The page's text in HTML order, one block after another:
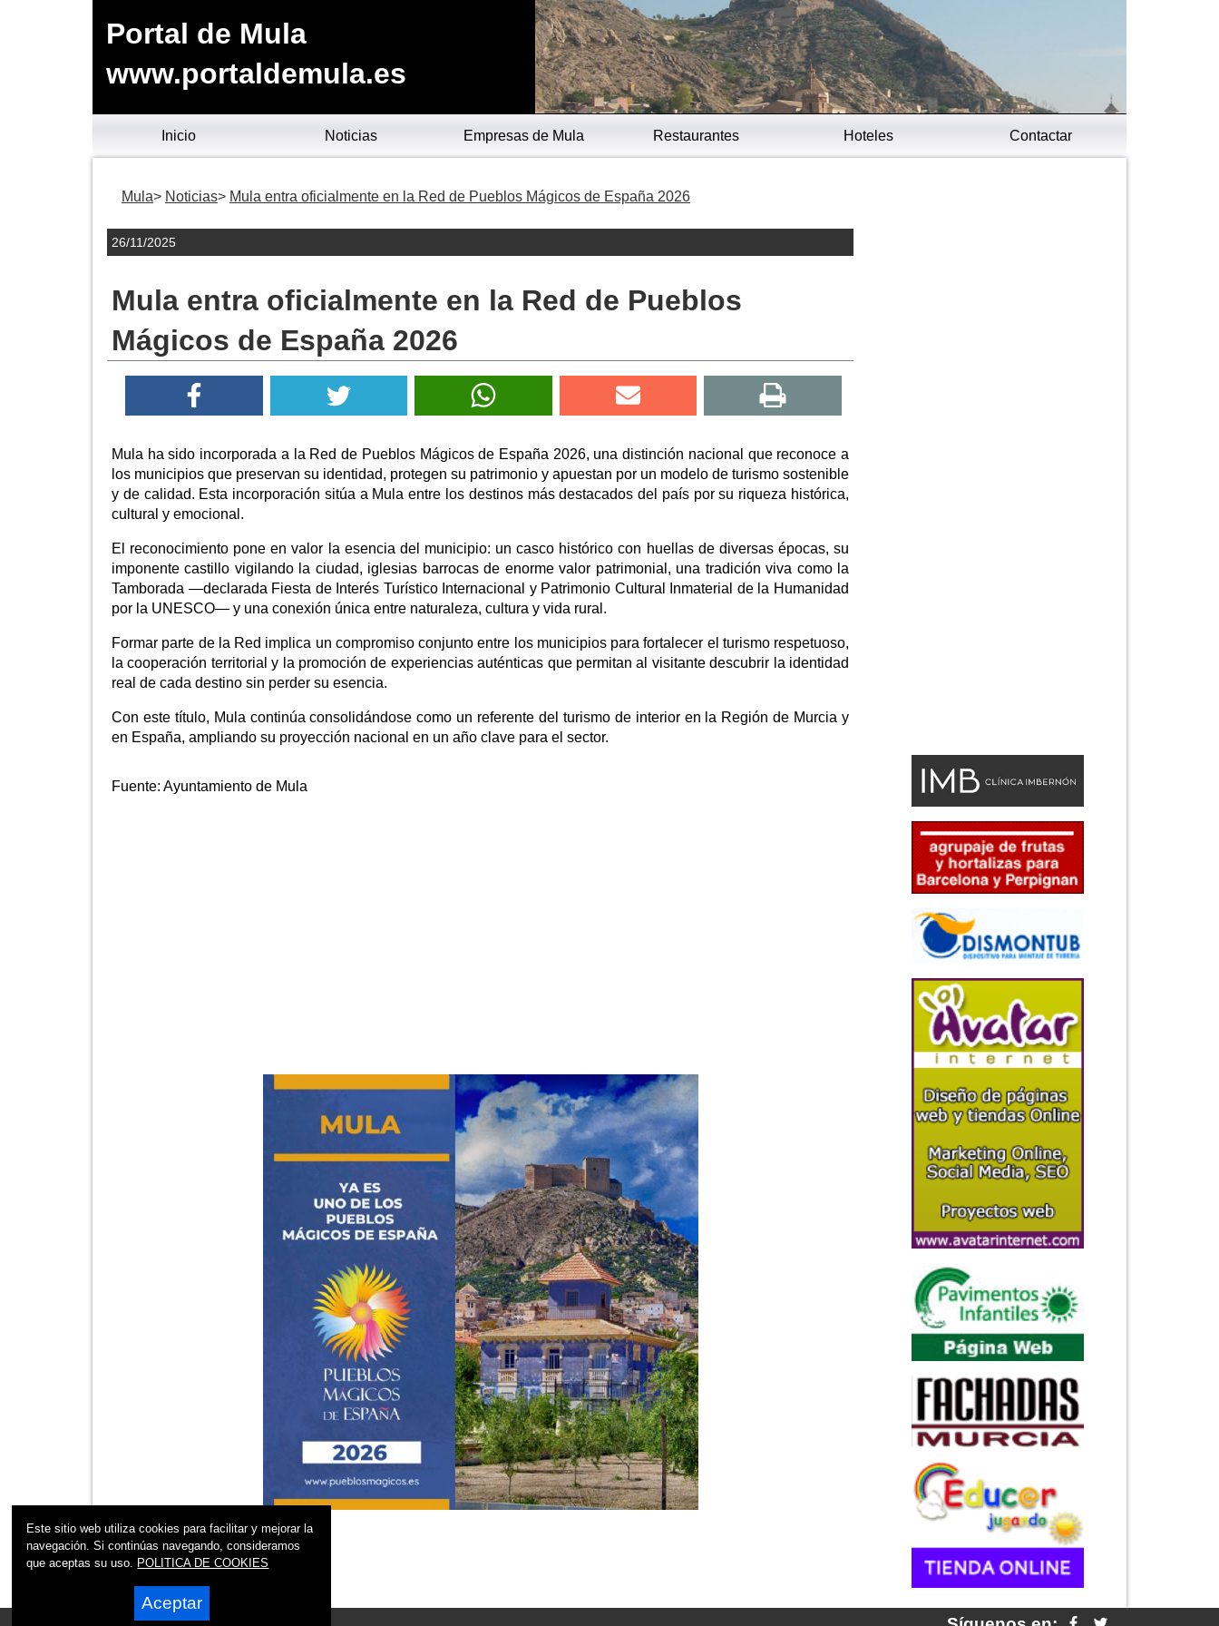
Portal de Mula
www.portaldemula.es
Inicio Noticias Empresas de Mula Restaurantes Hoteles Contactar
Mula Noticias Mula entra oficialmente en la Red de Pueblos Mágicos de España 2026
26/11/2025
Mula entra oficialmente en la Red de Pueblos
Mágicos de España 2026
Mula ha sido incorporada a la Red de Pueblos Mágicos de España 2026, una distinción nacional que reconoce a
los municipios que preservan su identidad, protegen su patrimonio y apuestan por un modelo de turismo sostenible
y de calidad. Esta incorporación sitúa a Mula entre los destinos más destacados del país por su riqueza histórica,
cultural y emocional.
El reconocimiento pone en valor la esencia del municipio: un casco histórico con huellas de diversas épocas, su
imponente castillo vigilando la ciudad, iglesias barrocas de enorme valor patrimonial, una tradición viva como la
Tamborada —declarada Fiesta de Interés Turístico Internacional y Patrimonio Cultural Inmaterial de la Humanidad
por la UNESCO— y una conexión única entre naturaleza, cultura y vida rural.
Formar parte de la Red implica un compromiso conjunto entre los municipios para fortalecer el turismo respetuoso,
la cooperación territorial y la promoción de experiencias auténticas que permitan al visitante descubrir la identidad
real de cada destino sin perder su esencia.
Con este título, Mula continúa consolidándose como un referente del turismo de interior en la Región de Murcia y
en España, ampliando su proyección nacional en un año clave para el sector.
Fuente: Ayuntamiento de Mula
Este sitio web utiliza cookies para facilitar y mejorar la
navegación. Si continúas navegando, consideramos
que aceptas su uso. POLITICA DE COOKIES
Aceptar